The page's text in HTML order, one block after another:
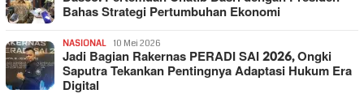
Bahas Strategi Pertumbuhan Ekonomi
NASIONAL 10 Mei 2026
Jadi Bagian Rakernas PERADI SAI 2026, Ongki
Saputra Tekankan Pentingnya Adaptasi Hukum Era
Digital